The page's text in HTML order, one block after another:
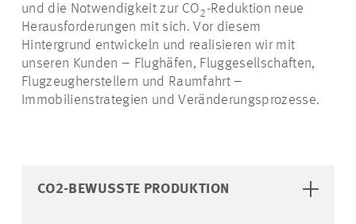
und die Notwendigkeit zur CO2 -Reduktion neue
Herausforderungen mit sich. Vor diesem
Hintergrund entwickeln und realisieren wir mit
unseren Kunden – Flughäfen, Fluggesellschaften,
Flugzeugherstellern und Raumfahrt –
Immobilienstrategien und Veränderungsprozesse.
CO2-BEWUSSTE PRODUKTION